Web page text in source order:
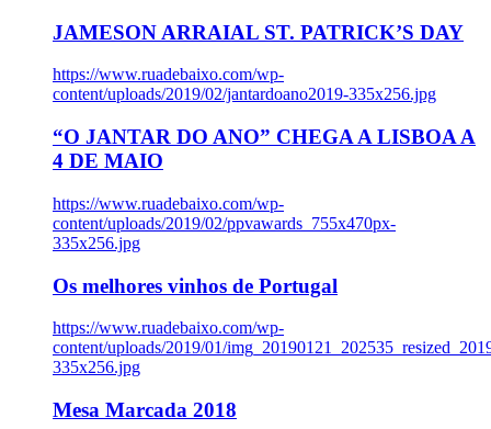
JAMESON ARRAIAL ST. PATRICK’S DAY
https://www.ruadebaixo.com/wp-
content/uploads/2019/02/jantardoano2019-335x256.jpg
“O JANTAR DO ANO” CHEGA A LISBOA A
4 DE MAIO
https://www.ruadebaixo.com/wp-
content/uploads/2019/02/ppvawards_755x470px-
335x256.jpg
Os melhores vinhos de Portugal
https://www.ruadebaixo.com/wp-
content/uploads/2019/01/
335x256.jpg
Mesa Marcada 2018